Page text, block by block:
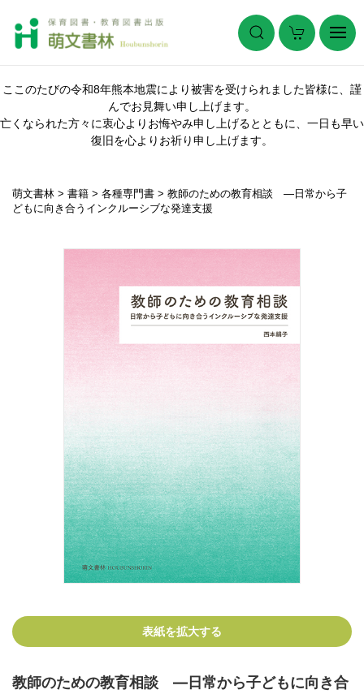
ここのたびの令和8年熊本地震により被害を受けられました皆様に、謹
んでお見舞い申し上げます。
亡くなられた方々に衷心よりお悔やみ申し上げるとともに、一日も早い
復旧を心よりお祈り申し上げます。
萌文書林 > 書籍 > 各種専門書 > 教師のための教育相談 ―日常から子
どもに向き合うインクルーシブな発達支援
表紙を拡大する
教師のための教育相談 ―日常から子どもに向き合